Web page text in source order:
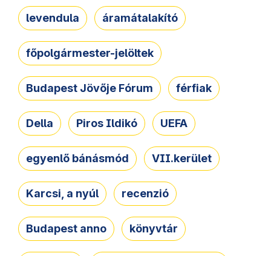
levendula áramátalakító
főpolgármester-jelöltek
Budapest Jövője Fórum férfiak
Della Piros Ildikó UEFA
egyenlő bánásmód VII.kerület
Karcsi, a nyúl recenzió
Budapest anno könyvtár